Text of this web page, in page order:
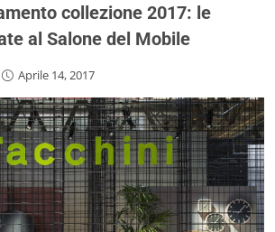
collezione 2017: le
al Salone del Mobile
Aprile 14, 2017